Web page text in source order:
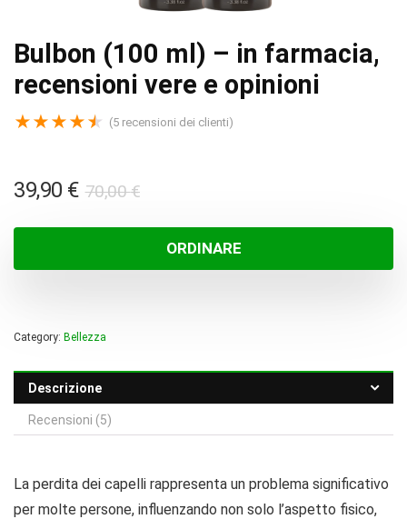
Bulbon (100 ml) – in farmacia,
recensioni vere e opinioni
★★★★★ (5 recensioni dei clienti)
70,00€Il
originale
era:
39,90 €
Il
attuale
è:
ORDINARE
Category: Bellezza
Descrizione
Recensioni (5)
La perdita dei capelli rappresenta un problema significativo
per molte persone, influenzando non solo l’aspetto fisico,